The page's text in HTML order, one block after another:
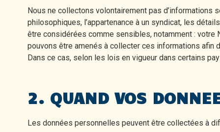
Nous ne collectons volontairement pas
philosophiques, l’appartenance à un syndicat, les
être considérées comme sensibles, notamment :
pouvons être amenés à collecter ces informations afin
Dans ce cas, selon les lois en vigueur dans certains
2. QUAND VOS
Les données personnelles peuvent être collectées à